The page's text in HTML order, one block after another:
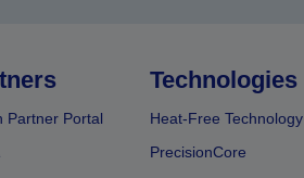
Partner Portal
Technologies
Heat-Free Technology
PrecisionCore